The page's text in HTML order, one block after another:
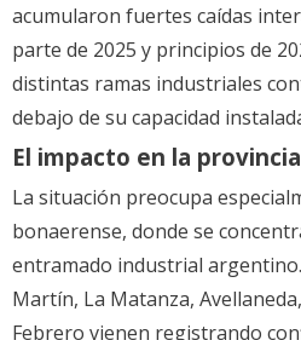
acumularon fuertes caídas
parte de 2025 y principios de
distintas ramas industriales
debajo de su capacidad
El impacto en la
La situación preocupa
bonaerense, donde se
entramado industrial
Martín, La Matanza,
Febrero vienen registrando